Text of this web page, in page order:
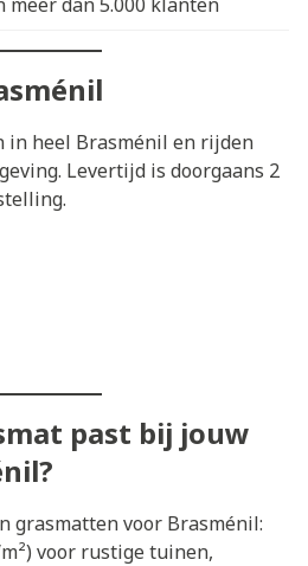
in heel Brasménil en rijden
Levertijd is doorgaans 2
past bij jouw
grasmatten voor Brasménil:
voor rustige tuinen,